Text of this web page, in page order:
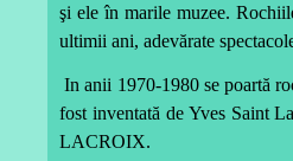
şi ele în marile muzee.
ultimii ani, adevărate
In anii 1970-1980 se poartă
fost inventată de Yves Saint
LACROIX.